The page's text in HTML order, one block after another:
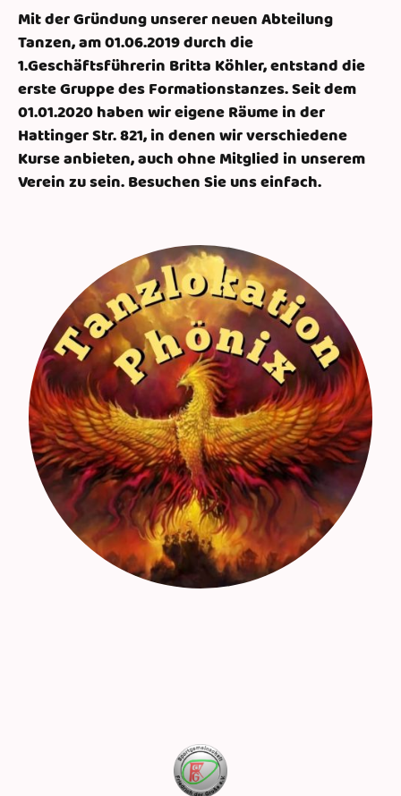
Mit der Gründung unserer neuen Abteilung
Tanzen, am 01.06.2019 durch die
1.Geschäftsführerin Britta Köhler, entstand die
erste Gruppe des Formationstanzes. Seit dem
01.01.2020 haben wir eigene Räume in der
Hattinger Str. 821, in denen wir verschiedene
Kurse anbieten, auch ohne Mitglied in unserem
Verein zu sein. Besuchen Sie uns einfach.